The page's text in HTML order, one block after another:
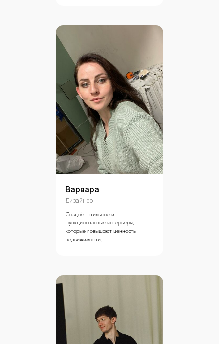
Варвара
Дизайнер
Создаёт стильные и
функциональные интерьеры,
которые повышают ценность
недвижимости.